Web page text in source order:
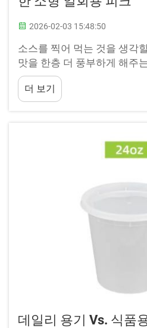
2026-02-03 15:48:50
소스를 찍어 먹는 것을 생각
맛을 한층 더 풍부하게 해주
떠올릴 수 있습니다. 그렇다
고 어떻게 사용해야 할까요?
니다! 소스 컵은 작고 실용적
더 보기
데일리 용기 Vs. 식품